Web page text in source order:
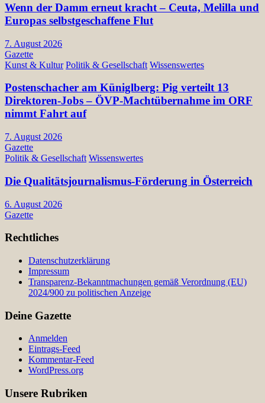
Wenn der Damm erneut kracht – Ceuta, Melilla und
Europas selbstgeschaffene Flut
7. August 2026
Gazette
Kunst & Kultur Politik & Gesellschaft Wissenswertes
Postenschacher am Küniglberg: Pig verteilt 13
Direktoren-Jobs – ÖVP-Machtübernahme im ORF
nimmt Fahrt auf
7. August 2026
Gazette
Politik & Gesellschaft Wissenswertes
Die Qualitätsjournalismus-Förderung in Österreich
6. August 2026
Gazette
Rechtliches
Datenschutzerklärung
Impressum
Transparenz-Bekanntmachungen gemäß Verordnung (EU)
2024/900 zu politischen Anzeige
Deine Gazette
Anmelden
Eintrags-Feed
Kommentar-Feed
WordPress.org
Unsere Rubriken